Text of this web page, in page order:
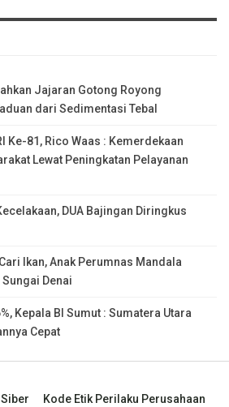
Jajaran Gotong Royong
dari Sedimentasi Tebal
Ke-81, Rico Waas : Kemerdekaan
Lewat Peningkatan Pelayanan
DUA Bajingan Diringkus
Ikan, Anak Perumnas Mandala
Denai
Kepala BI Sumut : Sumatera Utara
Cepat
Kode Etik Perilaku Perusahaan